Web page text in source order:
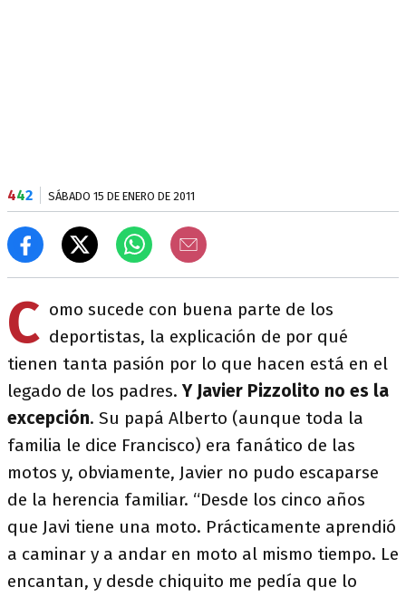
442 SÁBADO 15 DE ENERO DE 2011
C omo sucede con buena parte de los
deportistas, la explicación de por qué
tienen tanta pasión por lo que hacen está en el
legado de los padres. Y Javier Pizzolito no es la
excepción. Su papá Alberto (aunque toda la
familia le dice Francisco) era fanático de las
motos y, obviamente, Javier no pudo escaparse
de la herencia familiar. “Desde los cinco años
que Javi tiene una moto. Prácticamente aprendió
a caminar y a andar en moto al mismo tiempo. Le
encantan, y desde chiquito me pedía que lo